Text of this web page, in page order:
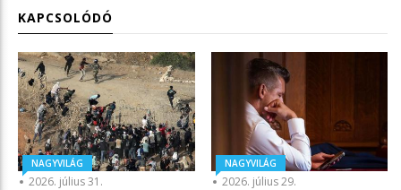
KAPCSOLÓDÓ
NAGYVILÁG
2026. július 31.
NAGYVILÁG
2026. július 29.